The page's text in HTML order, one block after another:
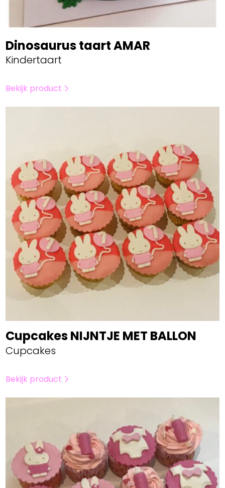
Dinosaurus taart AMAR
Kindertaart
Bekijk product
Cupcakes NIJNTJE MET BALLON
Cupcakes
Bekijk product